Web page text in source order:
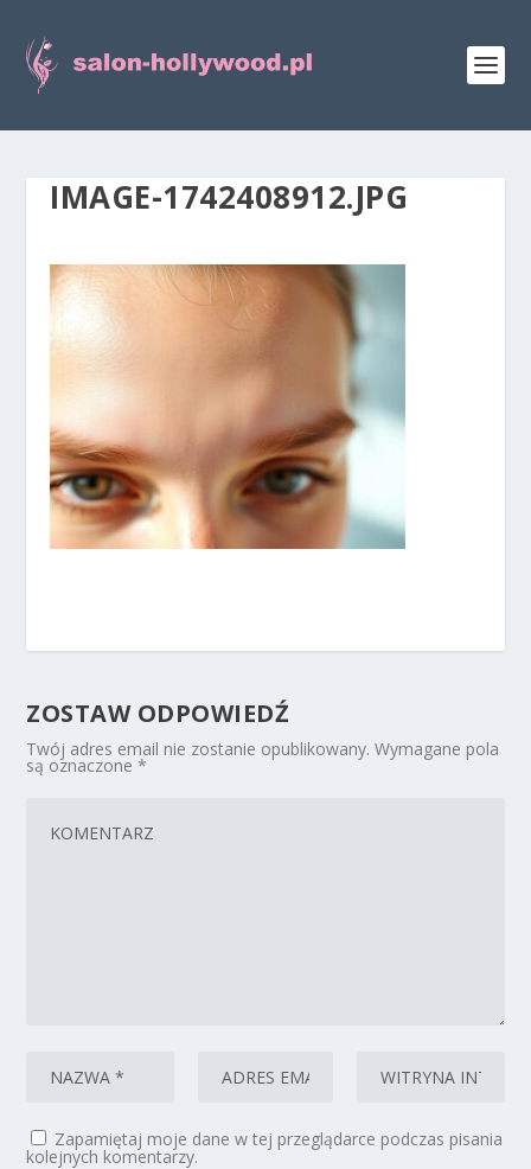
IMAGE-1742408912.JPG
ZOSTAW ODPOWIEDŹ
Twój adres email nie zostanie opublikowany. Wymagane pola
są oznaczone*
Zapamiętaj moje dane w tej przeglądarce podczas pisania
kolejnych komentarzy.